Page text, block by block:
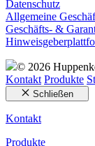
Datenschutz
Allgemeine
Geschäfts- &
© 2026
Kontakt Produkte
Schließen
Kontakt
Produkte